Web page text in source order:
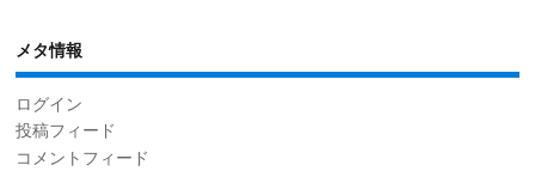
メタ情報
ログイン
投稿フィード
コメントフィード